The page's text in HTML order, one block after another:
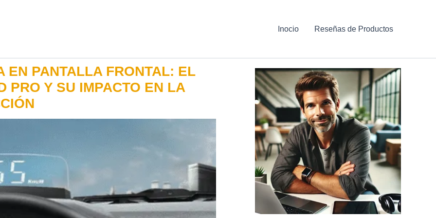
Inocio Reseñas de Productos
EN PANTALLA FRONTAL: EL
PRO Y SU IMPACTO EN LA